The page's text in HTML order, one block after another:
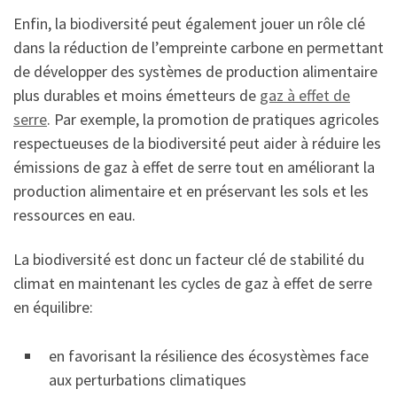
Enfin, la biodiversité peut également jouer un rôle clé
dans la réduction de l’empreinte carbone en permettant
de développer des systèmes de production alimentaire
plus durables et moins émetteurs de gaz à effet de
serre. Par exemple, la promotion de pratiques agricoles
respectueuses de la biodiversité peut aider à réduire les
émissions de gaz à effet de serre tout en améliorant la
production alimentaire et en préservant les sols et les
ressources en eau.
La biodiversité est donc un facteur clé de stabilité du
climat en maintenant les cycles de gaz à effet de serre
en équilibre:
en favorisant la résilience des écosystèmes face
aux perturbations climatiques